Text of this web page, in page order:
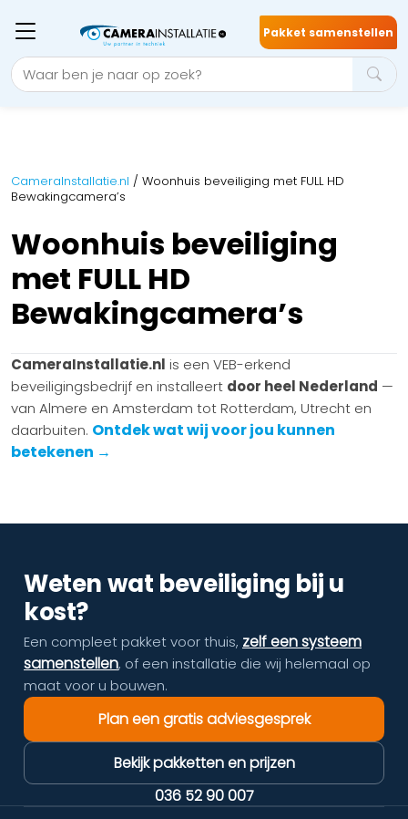
Pakket samenstellen
CameraInstallatie.nl / Woonhuis beveiliging met FULL HD
Bewakingcamera’s
Woonhuis beveiliging
met FULL HD
Bewakingcamera’s
CameraInstallatie.nl is een VEB-erkend
beveiligingsbedrijf en installeert door heel Nederland —
van Almere en Amsterdam tot Rotterdam, Utrecht en
daarbuiten. Ontdek wat wij voor jou kunnen
betekenen →
Weten wat beveiliging bij u
kost?
Een compleet pakket voor thuis, zelf een systeem
samenstellen, of een installatie die wij helemaal op
maat voor u bouwen.
Plan een gratis adviesgesprek
Bekijk pakketten en prijzen
036 52 90 007